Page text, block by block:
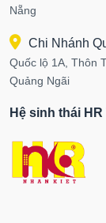
Nẵng
Chi Nhánh
Quốc lộ 1A, Thôn
Quảng Ngãi
Hệ sinh thái